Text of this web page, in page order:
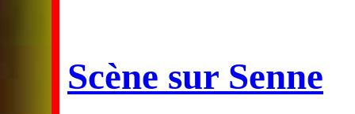
Scène sur Senne